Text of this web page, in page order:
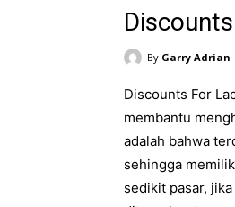
By Garry Adrian
Discounts For
membantu
adalah bahwa
sehingga
sedikit pasar,